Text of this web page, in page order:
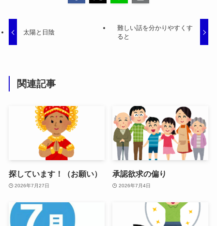
太陽と日陰
難しい話を分かりやすくす
ると
関連記事
探しています！（お願い）
2026年7月27日
承認欲求の偏り
2026年7月4日